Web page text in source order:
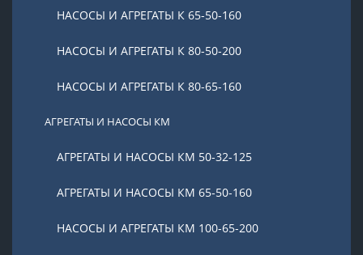
НАСОСЫ И АГРЕГАТЫ К 65-50-160
НАСОСЫ И АГРЕГАТЫ К 80-50-200
НАСОСЫ И АГРЕГАТЫ К 80-65-160
АГРЕГАТЫ И НАСОСЫ КМ
АГРЕГАТЫ И НАСОСЫ КМ 50-32-125
АГРЕГАТЫ И НАСОСЫ КМ 65-50-160
НАСОСЫ И АГРЕГАТЫ КМ 100-65-200